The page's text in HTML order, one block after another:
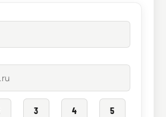
3 4 5